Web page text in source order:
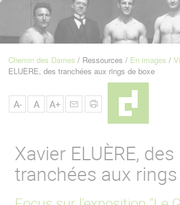
Navigation
Fil
Chemin des Dames Ressources En images
ELUÈRE, des tranchées aux rings de boxe
A- A A+
Xavier ELUÈRE, des
tranchées aux